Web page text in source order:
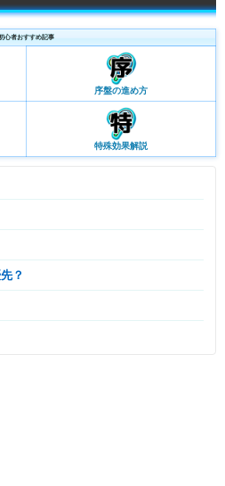
心者おすすめ記事
序盤の進め方
特殊効果解説
？